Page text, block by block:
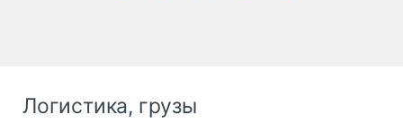
Логистика, грузы